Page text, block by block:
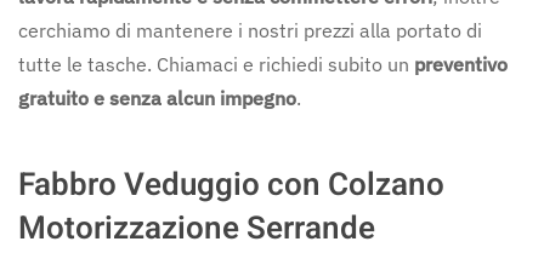
cerchiamo di mantenere i nostri prezzi alla portato di
tutte le tasche. Chiamaci e richiedi subito un preventivo
gratuito e senza alcun impegno.
Fabbro Veduggio con Colzano
Motorizzazione Serrande